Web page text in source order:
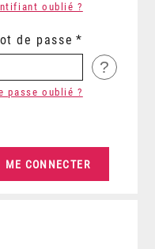
oublié ?
de passe
?
passe oublié ?